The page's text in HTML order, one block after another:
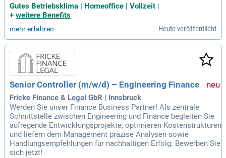
Gutes Betriebsklima | Homeoffice | Vollzeit |
+ weitere Benefits
mehr erfahren Heute veröffentlicht
Senior Controller (m/w/d) – Engineering Finance
Fricke Finance & Legal GbR | Innsbruck
Werden Sie unser Finance Business Partner! Als zentrale
Schnittstelle zwischen Engineering und Finance begleiten Sie
aufregende Entwicklungsprojekte, optimieren Kostenstrukturen
und liefern dem Management präzise Analysen sowie
Handlungsempfehlungen für nachhaltigen Erfolg. Bewerben Sie
sich jetzt!